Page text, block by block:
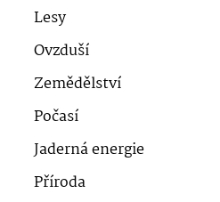
Lesy
Ovzduší
Zemědělství
Počasí
Jaderná energie
Příroda